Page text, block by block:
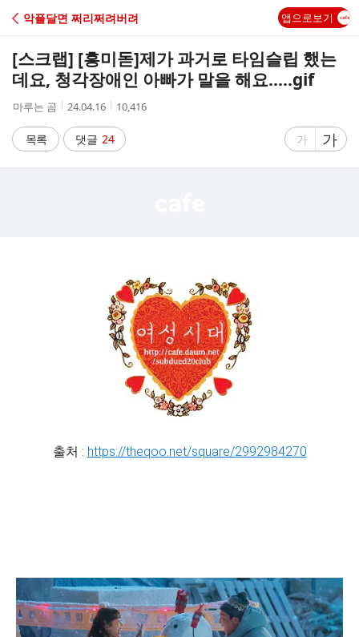
C
A
악플달면 쩌리쩌려버려 앱으로보기
[스크랩] [흥미돋]제가 과거로 타임슬립 했는
데요, 청각장애인 아빠가 말을 해요.....gif
작
자
마루는 곰
작
시
간
24.04.16
조
수
10,416
목록 댓글 24
글
가
글
자
가
출처 : https://theqoo.net/square/2992984270